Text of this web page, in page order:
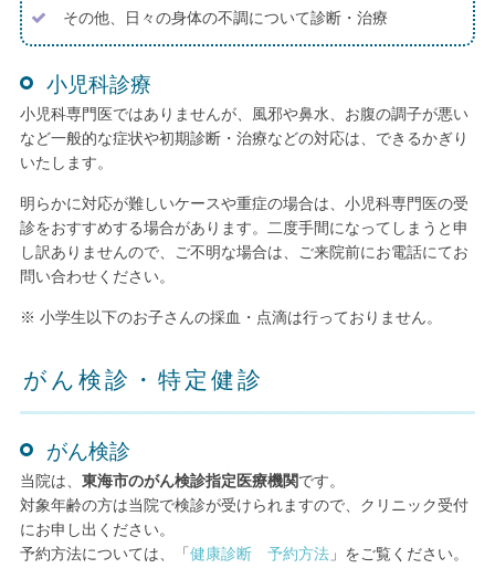
その他、日々の身体の不調について診断・治療
小児科診療
小児科専門医ではありませんが、風邪や鼻水、お腹の調子が悪い
など一般的な症状や初期診断・治療などの対応は、できるかぎり
いたします。
明らかに対応が難しいケースや重症の場合は、小児科専門医の受
診をおすすめする場合があります。二度手間になってしまうと申
し訳ありませんので、ご不明な場合は、ご来院前にお電話にてお
問い合わせください。
※ 小学生以下のお子さんの採血・点滴は行っておりません。
がん検診・特定健診
がん検診
当院は、 東海市のがん検診指定医療機関です。
対象年齢の方は当院で検診が受けられますので、クリニック受付
にお申し出ください。
予約方法については、「健康診断 予約方法」をご覧ください。